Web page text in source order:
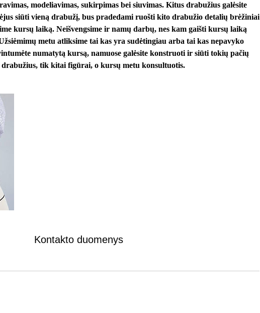
modeliavimas, sukirpimas bei siuvimas. Kitus drabužius galėsite
siūti vieną drabužį, bus pradedami ruošti kito drabužio detalių brėžiniai
kursų laiką. Neišvengsime ir namų darbų, nes kam gaišti kursų laiką
metu atliksime tai kas yra sudėtingiau arba tai kas nepavyko
numatytą kursą, namuose galėsite konstruoti ir siūti tokių pačių
drabužius, tik kitai figūrai, o kursų metu konsultuotis.
Kontakto duomenys